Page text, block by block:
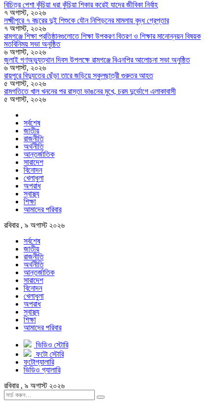
বিচিত্র পেশা কুঁচিয়া ধরা কুঁচিয়া শিকার করেই যাদের জীবিকা নির্বাহ
৭ অগাস্ট, ২০২৬
লক্ষ্মীপুরে ৭ বছরের দুই শিশুকে যৌন নিপিড়নের মামলায় বৃদ্ধ গ্রেপ্তার
৭ অগাস্ট, ২০২৬
রামগঞ্জে শিক্ষা প্রতিষ্ঠানগুলোতে শিক্ষা উপকরণ বিতরণ ও শিক্ষার মানোন্নয়ন বিষয়ক
মতবিনিময় সভা অনুষ্ঠিত
৬ অগাস্ট, ২০২৬
জুলাই গণঅভ্যুত্থান দিবস উপলক্ষে রামগঞ্জে বিএনপির আলোচনা সভা অনুষ্ঠিত
৬ অগাস্ট, ২০২৬
রায়পুরে বিদ্যুতের ছেঁড়া তারে জড়িয়ে স্কুলছাত্রী গুরুতর আহত
৫ অগাস্ট, ২০২৬
রামগতিতে খাল খননের পর রাস্তা ভাঙনের মুখে, চরম দুর্ভোগে এলাকাবাসী
৫ অগাস্ট, ২০২৬
সর্বশেষ
জাতীয়
রাজনীতি
অর্থনীতি
আন্তর্জাতিক
সারাদেশ
বিনোদন
খেলাধুলা
অপরাধ
স্বাস্থ্য
শিক্ষা
আমাদের পরিবার
রবিবার , ৯ অগাস্ট ২০২৬
সর্বশেষ
জাতীয়
রাজনীতি
অর্থনীতি
আন্তর্জাতিক
সারাদেশ
বিনোদন
খেলাধুলা
অপরাধ
স্বাস্থ্য
শিক্ষা
আমাদের পরিবার
ভিডিও স্টোরি
ফটো স্টোরি
ফটোগ্যালারি
ভিডিও গ্যালারি
রবিবার , ৯ অগাস্ট ২০২৬